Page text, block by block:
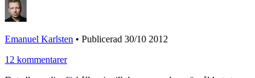
Emanuel Karlsten • Publicerad 30/10 2012
12 kommentarer